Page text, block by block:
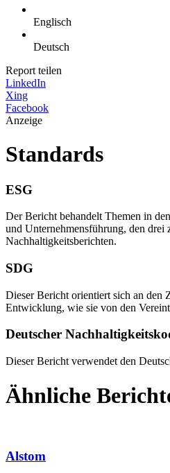
Englisch
Deutsch
Report teilen
LinkedIn
Xing
Facebook
Anzeige
Standards
ESG
Der Bericht behandelt Themen in
und Unternehmensführung, den drei
Nachhaltigkeitsberichten.
SDG
Dieser Bericht orientiert sich an den
Entwicklung, wie sie von den
Deutscher
Dieser Bericht verwendet den
Ähnliche
Alstom